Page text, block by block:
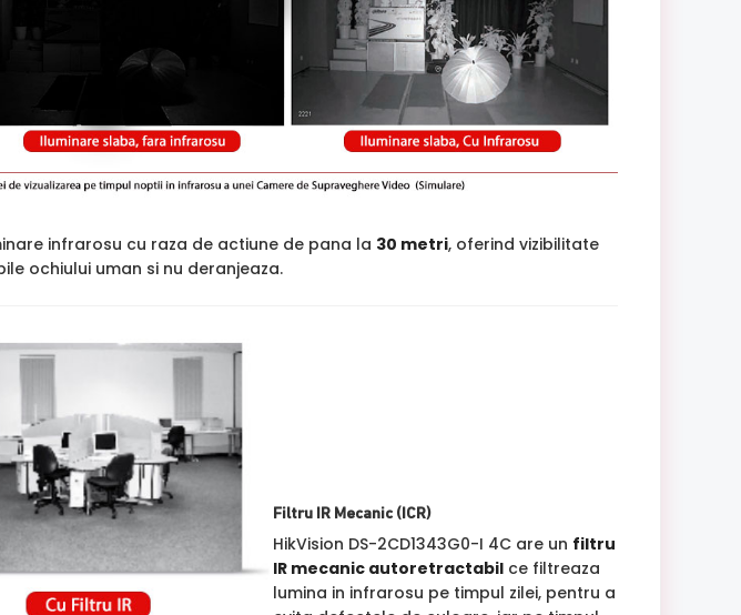
infrarosu cu raza de actiune de pana la 30 metri, oferind vizibilitate
ochiului uman si nu deranjeaza.
Filtru IR Mecanic (ICR)
HikVision DS-2CD1343G0-I 4C are un filtru
IR mecanic autoretractabilce filtreaza
lumina in infrarosu pe timpul zilei, pentru a